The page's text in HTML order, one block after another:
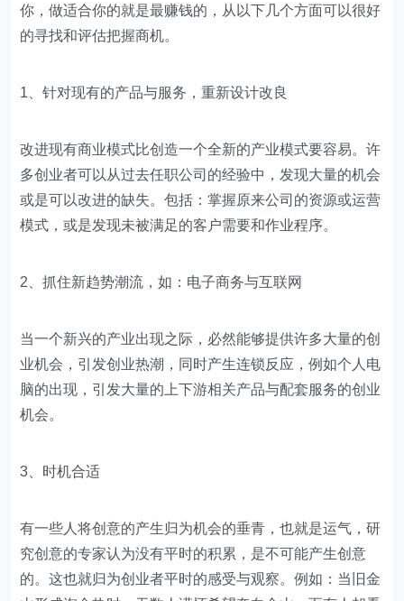
你，做适合你的就是最赚钱的，从以下几个方面可以很好
的寻找和评估把握商机。
1、针对现有的产品与服务，重新设计改良
改进现有商业模式比创造一个全新的产业模式要容易。许
多创业者可以从过去任职公司的经验中，发现大量的机会
或是可以改进的缺失。包括：掌握原来公司的资源或运营
模式，或是发现未被满足的客户需要和作业程序。
2、抓住新趋势潮流，如：电子商务与互联网
当一个新兴的产业出现之际，必然能够提供许多大量的创
业机会，引发创业热潮，同时产生连锁反应，例如个人电
脑的出现，引发大量的上下游相关产品与配套服务的创业
机会。
3、时机合适
有一些人将创意的产生归为机会的垂青，也就是运气，研
究创意的专家认为没有平时的积累，是不可能产生创意
的。这也就归为创业者平时的感受与观察。例如：当旧金